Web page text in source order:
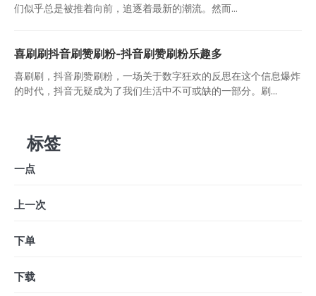
们似乎总是被推着向前，追逐着最新的潮流。然而...
喜刷刷抖音刷赞刷粉-抖音刷赞刷粉乐趣多
喜刷刷，抖音刷赞刷粉，一场关于数字狂欢的反思在这个信息爆炸
的时代，抖音无疑成为了我们生活中不可或缺的一部分。刷...
标签
一点
上一次
下单
下载